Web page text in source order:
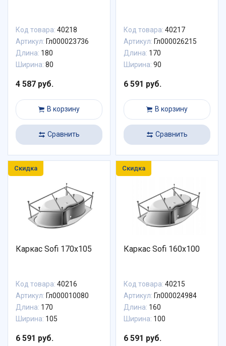
Код товара: 40218
Артикул: Гл000023736
Длина: 180
Ширина: 80
4 587 руб.
В корзину
Сравнить
Код товара: 40217
Артикул: Гл000026215
Длина: 170
Ширина: 90
6 591 руб.
В корзину
Сравнить
Скидка
Каркас Sofi 170х105
Код товара: 40216
Артикул: Гл000010080
Длина: 170
Ширина: 105
6 591 руб.
Скидка
Каркас Sofi 160х100
Код товара: 40215
Артикул: Гл000024984
Длина: 160
Ширина: 100
6 591 руб.